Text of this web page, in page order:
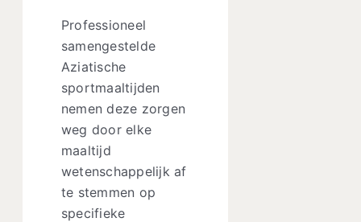
Professioneel
samengestelde
Aziatische
sportmaaltijden
nemen deze zorgen
weg door elke
maaltijd
wetenschappelijk af
te stemmen op
specifieke